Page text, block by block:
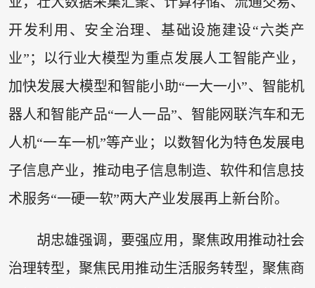
开发利用、安全治理、基础设施建设“六类产
业”；以行业大模型为重点发展人工智能产业，
加快发展大模型和智能小助“一大一小”、智能机
器人和智能产品“一人一品”、智能网联汽车和无
人机“一车一机”等产业；以数智化为特色发展电
子信息产业，推动电子信息制造、软件和信息技
术服务“一硬一软”两大产业发展再上新台阶。
胡忠雄强调，要强应用，聚焦政用推动社会
治理转型，聚焦民用推动生活服务转型，聚焦商